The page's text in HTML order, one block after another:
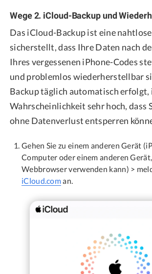
Wege 2. iCloud-Backup und
Das iCloud-Backup ist eine
sicherstellt, dass Ihre Daten nach
Ihres vergessenen iPhone-Codes
und problemlos wiederherstellbar
Backup täglich automatisch erfolgt,
Wahrscheinlichkeit sehr hoch, dass
ohne Datenverlust entsperren
Gehen Sie zu einem anderen Gerät
Computer oder einem anderen
Webbrowser verwenden kann) >
iCloud.coman.